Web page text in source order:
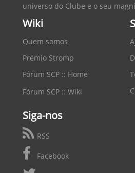
universo do Clube e o seu
Wiki
Quem somos
Prémio Stromp
Fórum SCP :: Home
Fórum SCP :: Wiki
Siga-nos
RSS
Facebook